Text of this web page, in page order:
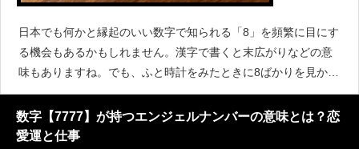
日本でも何かと縁起のいい数字で知られる「8」を頻繁に目にす
る機会もあるかもしれません。漢字で書くと末広がりなどの意
味もありますね。でも、ふと時計をみたときに8ばかりを見かけ
る気がする…なんてことも。そんなときは天使からのメッセー
ジかもしれません。エンジェルナンバー8にはどんな意味があ
数字【7777】が持つエンジェルナンバーの意味とは？恋
愛運と仕事